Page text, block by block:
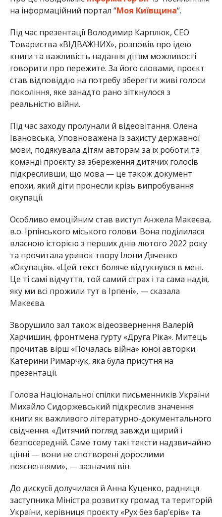
на інформаційний портал “Моя Київщина“.
Під час презентації Володимир Карплюк, CEO
Товариства «ВІДВАЖНИХ», розповів про ідею
книги та важливість надання дітям можливості
говорити про пережите. За його словами, проєкт
став відповіддю на потребу зберегти живі голоси
покоління, яке занадто рано зіткнулося з
реальністю війни.
Під час заходу пролунали й відеовітання. Олена
Івановська, Уповноважена із захисту державної
мови, подякувала дітям авторам за їх роботи та
команді проєкту за збереження дитячих голосів
підкресливши, що мова — це також документ
епохи, який діти пронесли крізь випробування
окупації.
Особливо емоційним став виступ Анжела Макеєва,
в.о. Ірпінського міського голови. Вона поділилася
власною історією з перших днів лютого 2022 року
та прочитала уривок твору Ілони Дяченко
«Окупація». «Цей текст боляче відгукнувся в мені.
Це ті самі відчуття, той самий страх і та сама надія,
яку ми всі прожили тут в Ірпені», — сказала
Макеєва.
Зворушило зал також відеозвернення Валерій
Харчишин, фронтмена гурту «Друга Ріка». Митець
прочитав вірш «Почалась війна» юної авторки
Катерини Римарчук, яка була присутня на
презентації.
Голова Національної спілки письменників України
Михайло Сидоржевський підкреслив значення
книги як важливого літературно-документального
свідчення. «Дитячий погляд завжди щирий і
безпосередній. Саме тому такі тексти надзвичайно
цінні — вони не спотворені дорослими
поясненнями», — зазначив він.
До дискусії долучилася й Анна Куценко, радниця
заступника Міністра розвитку громад та територій
України, керівниця проєкту «Рух без бар’єрів» та